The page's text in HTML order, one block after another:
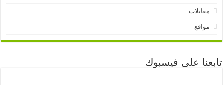
مقابلات
مواقع
تابعنا على فيسبوك